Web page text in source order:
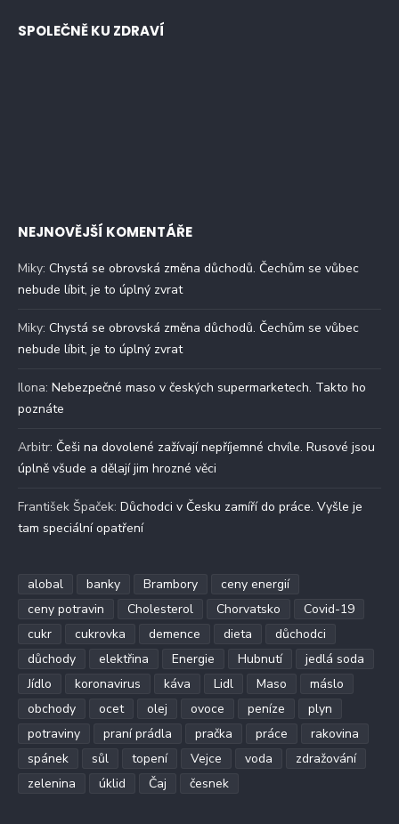
SPOLEČNĚ KU ZDRAVÍ
NEJNOVĚJŠÍ KOMENTÁŘE
Miky: Chystá se obrovská změna důchodů. Čechům se vůbec
nebude líbit, je to úplný zvrat
Miky: Chystá se obrovská změna důchodů. Čechům se vůbec
nebude líbit, je to úplný zvrat
Ilona: Nebezpečné maso v českých supermarketech. Takto ho
poznáte
Arbitr: Češi na dovolené zažívají nepříjemné chvíle. Rusové jsou
úplně všude a dělají jim hrozné věci
František Špaček: Důchodci v Česku zamíří do práce. Vyšle je
tam speciální opatření
alobal banky Brambory
ceny energií
ceny potravin
Cholesterol Chorvatsko
Covid-19
cukr
cukrovka demence dieta
důchodci
důchody
elektřina Energie Hubnutí
jedlá soda
Jídlo
koronavirus káva Lidl Maso
máslo
obchody
ocet olej ovoce peníze
plyn
potraviny
praní prádla pračka práce
rakovina
spánek
sůl topení Vejce voda
zdražování
zelenina
úklid Čaj česnek